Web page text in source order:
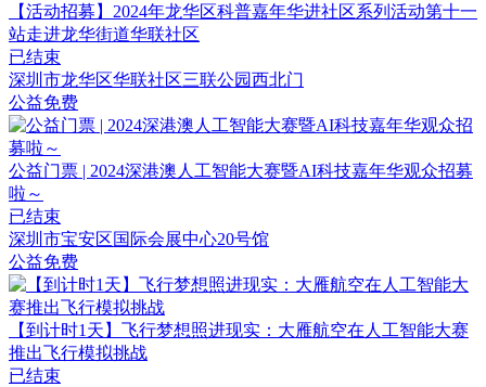
​【活动招募】​2024年龙华区科普嘉年华进社区系列活动第十一
站走进龙华街道华联社区
已结束
深圳市龙华区华联社区三联公园西北门
公益免费
公益门票 | 2024深港澳人工智能大赛暨AI科技嘉年华观众招募
啦～
已结束
深圳市宝安区国际会展中心20号馆
公益免费
【到计时1天】飞行梦想照进现实：大雁航空在人工智能大赛
推出飞行模拟挑战
已结束